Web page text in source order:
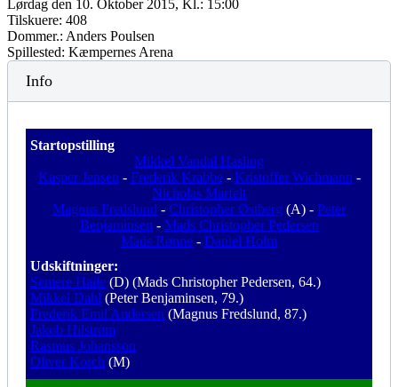
Lørdag den 10. Oktober 2015, Kl.: 15:00
Tilskuere: 408
Dommer.: Anders Poulsen
Spillested: Kæmpernes Arena
Info
Startopstilling
Mikkel Vandal Hasling
Kasper Jensen - Frederik Krabbe- Kristoffer Wichmann -
Nicholas Marfelt
Magnus Fredslund - Christopher Østberg (A) - Peter
Benjaminsen - Mads Christopher Pedersen
Mads Rønne - Daniel Holm
Udskiftninger:
Semere Haile (D) (Mads Christopher Pedersen, 64.)
Mikkel Dahl (Peter Benjaminsen, 79.)
Frederik Emil Andersen (Magnus Fredslund, 87.)
Jakob Hilstrøm
Rasmus Johansson
Oliver Korch (M)